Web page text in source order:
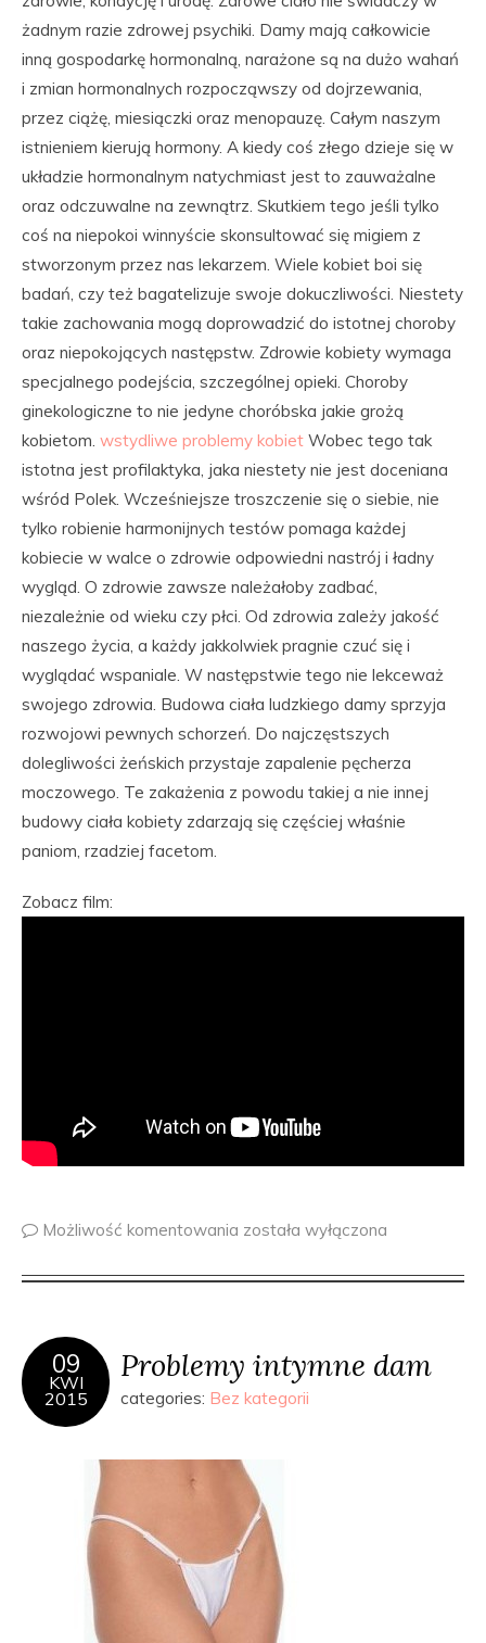
żadnym razie zdrowej psychiki. Damy mają całkowicie
inną gospodarkę hormonalną, narażone są na dużo wahań
i zmian hormonalnych rozpocząwszy od dojrzewania,
przez ciążę, miesiączki oraz menopauzę. Całym naszym
istnieniem kierują hormony. A kiedy coś złego dzieje się w
układzie hormonalnym natychmiast jest to zauważalne
oraz odczuwalne na zewnątrz. Skutkiem tego jeśli tylko
coś na niepokoi winnyście skonsultować się migiem z
stworzonym przez nas lekarzem. Wiele kobiet boi się
badań, czy też bagatelizuje swoje dokuczliwości. Niestety
takie zachowania mogą doprowadzić do istotnej choroby
oraz niepokojących następstw. Zdrowie kobiety wymaga
specjalnego podejścia, szczególnej opieki. Choroby
ginekologiczne to nie jedyne choróbska jakie grożą
kobietom. wstydliwe problemy kobiet Wobec tego tak
istotna jest profilaktyka, jaka niestety nie jest doceniana
wśród Polek. Wcześniejsze troszczenie się o siebie, nie
tylko robienie harmonijnych testów pomaga każdej
kobiecie w walce o zdrowie odpowiedni nastrój i ładny
wygląd. O zdrowie zawsze należałoby zadbać,
niezależnie od wieku czy płci. Od zdrowia zależy jakość
naszego życia, a każdy jakkolwiek pragnie czuć się i
wyglądać wspaniale. W następstwie tego nie lekceważ
swojego zdrowia. Budowa ciała ludzkiego damy sprzyja
rozwojowi pewnych schorzeń. Do najczęstszych
dolegliwości żeńskich przystaje zapalenie pęcherza
moczowego. Te zakażenia z powodu takiej a nie innej
budowy ciała kobiety zdarzają się częściej właśnie
paniom, rzadziej facetom.
Zobacz film:
Możliwość komentowania została wyłączona
09
KWI
2015
Problemy intymne dam
categories: Bez kategorii